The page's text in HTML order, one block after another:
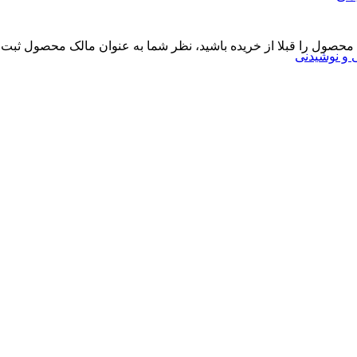
و نوشیدنی
را قبلا از خریده باشید، نظر شما به عنوان مالک محصول